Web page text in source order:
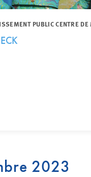
PUBLIC CENTRE
2023